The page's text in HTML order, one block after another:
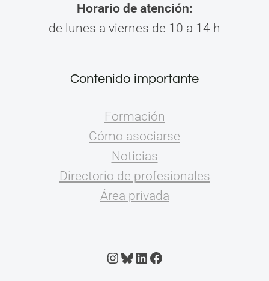
Horario de atención:
de lunes a viernes de 10 a 14 h
Contenido importante
Formación
Cómo asociarse
Noticias
Directorio de profesionales
Área privada
Instagram
Bluesky
LinkedIn
Facebook